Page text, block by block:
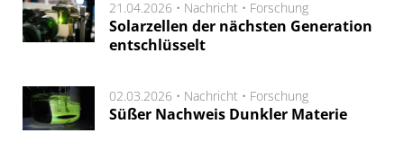
21.04.2026 • Nachricht • Forschung
Solarzellen der nächsten Generation
entschlüsselt
02.03.2026 • Nachricht • Forschung
Süßer Nachweis Dunkler Materie